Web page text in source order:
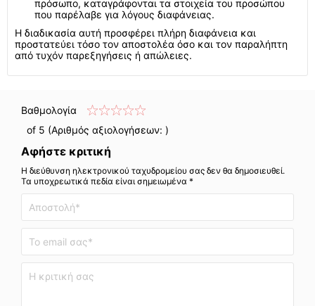
πρόσωπο, καταγράφονται τα στοιχεία του προσώπου
που παρέλαβε για λόγους διαφάνειας.
Η διαδικασία αυτή προσφέρει πλήρη διαφάνεια και
προστατεύει τόσο τον αποστολέα όσο και τον παραλήπτη
από τυχόν παρεξηγήσεις ή απώλειες.
Βαθμολογία
of 5 (Αριθμός αξιολογήσεων: )
Αφήστε κριτική
Η διεύθυνση ηλεκτρονικού ταχυδρομείου σας δεν θα δημοσιευθεί.
Τα υποχρεωτικά πεδία είναι σημειωμένα *